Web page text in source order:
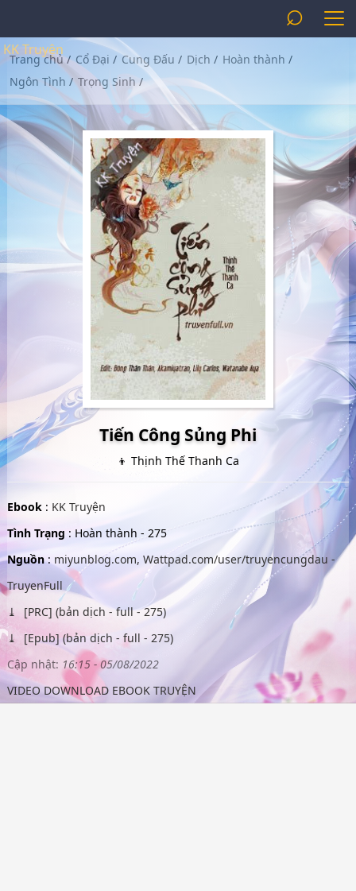
KK Truyện
⌕
Trang chủ/ Cổ Đại / Cung Đấu / Dịch / Hoàn thành /
Ngôn Tình / Trọng Sinh/
Tiến Công Sủng Phi
👦 Thịnh Thế Thanh Ca
Ebook : KK Truyện
Tình Trạng : Hoàn thành - 275
Nguồn: miyunblog.com, Wattpad.com/user/truyencungdau -
TruyenFull
[PRC] (bản dịch - full - 275)
[Epub] (bản dịch - full - 275)
Cập nhật: 16:15 - 05/08/2022
VIDEO DOWNLOAD EBOOK TRUYỆN